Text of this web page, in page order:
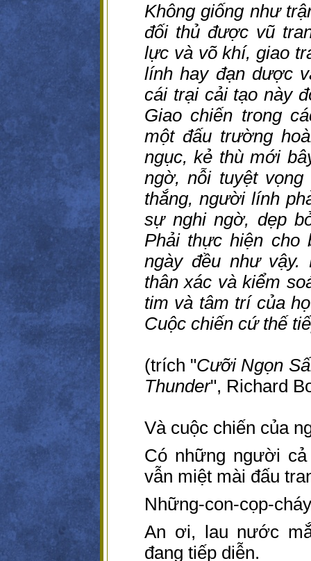
Không giống như
đối thủ được vũ
lực và võ khí, giao
lính hay đạn dược
cái trại cải tạo này
Giao chiến trong
một đấu trường
ngục, kẻ thù mới
ngờ, nỗi tuyệt
thắng, người lính
sự nghi ngờ, dẹp
Phải thực hiện cho
ngày đều như vậy.
thân xác và kiểm
tim và tâm trí của
Cuộc chiến cứ thế
(trích "Cưỡi Ngọn
Thunder", Richard
Và cuộc chiến của
Có những người
vẫn miệt mài đấu
Những-con-cọp-
An ơi, lau nước
đang tiếp diễn.